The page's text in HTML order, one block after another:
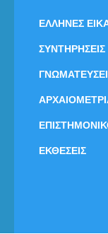
ΕΛΛΗΝΕΣ
ΣΥΝΤΗΡΗΣΕΙΣ
ΕΚΘΕΣΕΙΣ